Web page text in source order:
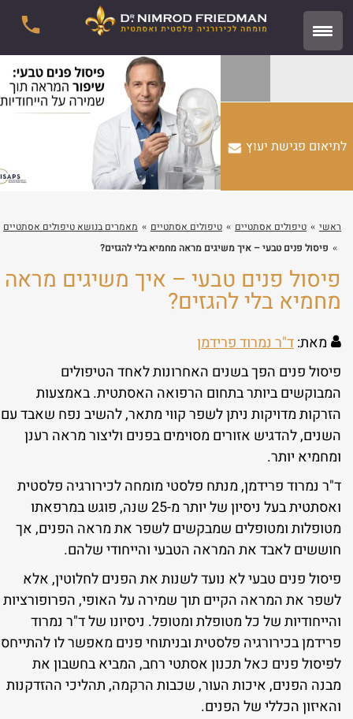
לתיאום פגישת יעוץ
ראשי טיפולים אסתטיים טיפולים אסתטיים
מאמרים בנושא טיפולים אסתטיים
פיסול פנים טבעי – איך משיגים מראה מחמיא בלי להגזים?
פיסול פנים טבעי – איך משיגים מראה
מחמיא בלי להגזים?
מאת:ד"ר נמרוד פרידמן
פיסול פנים הפך בשנים האחרונות לאחד הטיפולים
המבוקשים ביותר בתחום הרפואה האסתטית. באמצעות
הזרקות מדויקות ניתן לשפר קווי מתאר, להשיב נפח שאבד עם
השנים, להדגיש אזורים מסוימים בפנים וליצור מראה רענן
ומחמיא יותר.
ד"ר נמרוד פרידמן, מנתח פלסטי מומחה לכירורגיה פלסטית
ואסתטית בעל ניסיון של יותר מ-25 שנה, פוגש במרפאתו
מטופלות ומטופלים שמבקשים לשפר את מראה הפנים, אך
חוששים לאבד את המראה הטבעי והייחודי שלהם.
פיסול פנים טבעי לא נועד לשנות את הפנים לחלוטין, אלא
לשפר את המראה הקיים תוך שמירה על האופי, הפרופורציות
והייחודיות של כל מטופלת ומטופל. ניסיונו של ד"ר נמרוד
פרידמן בכירורגיה פלסטית ובניתוחי פנים מאפשר לו להתייחס
לפיסול פנים כאל תכנון אסתטי רחב, המביא בחשבון את
מבנה הפנים, איכות העור, שכבות הרקמה, תהליכי ההזדקנות
והאיזון הכללי של הפנים.